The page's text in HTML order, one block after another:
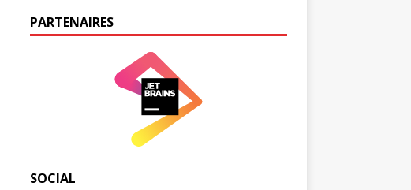
PARTENAIRES
SOCIAL